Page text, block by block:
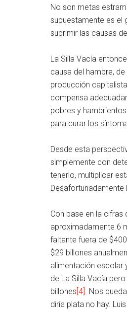
No son metas
supuestamente es el
suprimir las causas
La Silla Vacía
causa del hambre,
producción
compensa
pobres y
para curar los
Desde esta
simplemente con
tenerlo, multiplicar
Con base en la
aproximadamente 6
faltante fuera de
$29 billones
alimentación escolar
de La Silla Vacía
billones[4]. Nos
diría plata no hay.